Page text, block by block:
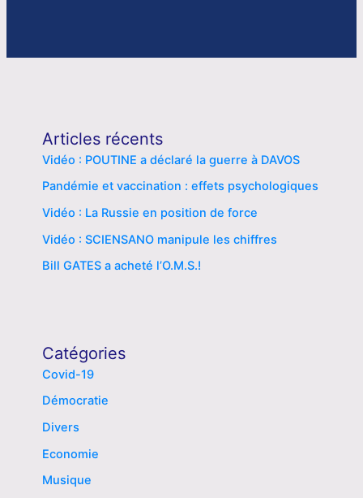
Articles récents
Vidéo : POUTINE a déclaré la guerre à DAVOS
Pandémie et vaccination : effets psychologiques
Vidéo : La Russie en position de force
Vidéo : SCIENSANO manipule les chiffres
Bill GATES a acheté l’O.M.S.!
Catégories
Covid-19
Démocratie
Divers
Economie
Musique